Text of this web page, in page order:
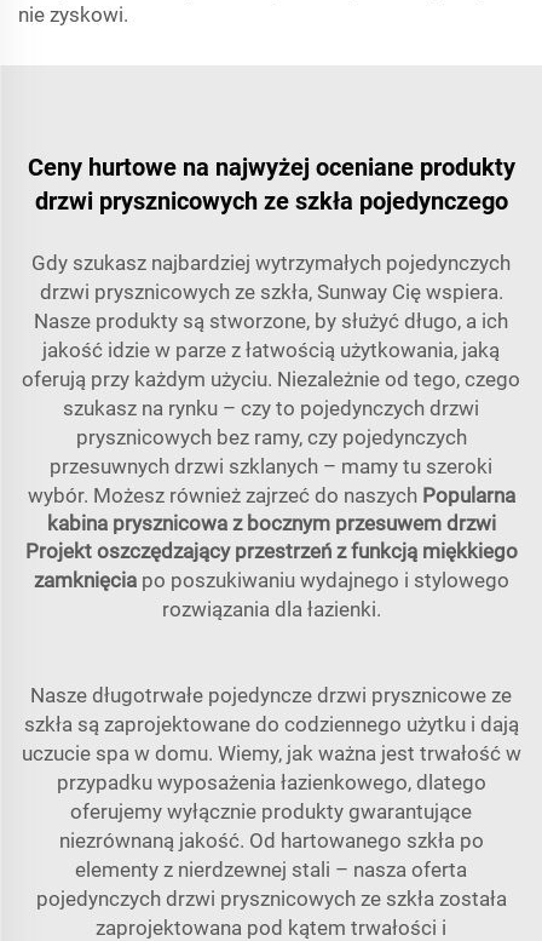
nie zyskowi.
Ceny hurtowe na najwyżej oceniane produkty
drzwi prysznicowych ze szkła pojedynczego
Gdy szukasz najbardziej wytrzymałych pojedynczych
drzwi prysznicowych ze szkła, Sunway Cię wspiera.
Nasze produkty są stworzone, by służyć długo, a ich
jakość idzie w parze z łatwością użytkowania, jaką
oferują przy każdym użyciu. Niezależnie od tego, czego
szukasz na rynku – czy to pojedynczych drzwi
prysznicowych bez ramy, czy pojedynczych
przesuwnych drzwi szklanych – mamy tu szeroki
wybór. Możesz również zajrzeć do naszych Popularna
kabina prysznicowa z bocznym przesuwem drzwi
Projekt oszczędzający przestrzeń z funkcją miękkiego
zamknięcia po poszukiwaniu wydajnego i stylowego
rozwiązania dla łazienki.
Nasze długotrwałe pojedyncze drzwi prysznicowe ze
szkła są zaprojektowane do codziennego użytku i dają
uczucie spa w domu. Wiemy, jak ważna jest trwałość w
przypadku wyposażenia łazienkowego, dlatego
oferujemy wyłącznie produkty gwarantujące
niezrównaną jakość. Od hartowanego szkła po
elementy z nierdzewnej stali – nasza oferta
pojedynczych drzwi prysznicowych ze szkła została
zaprojektowana pod kątem trwałości i